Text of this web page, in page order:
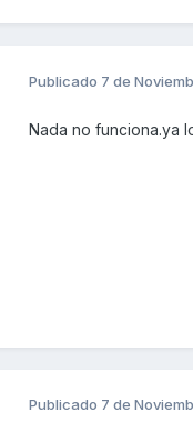
Publicado 7 de
Nada no funciona.ya
Publicado 7 de